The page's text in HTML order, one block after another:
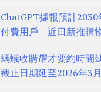
ChatGPT據報預計
付費用戶 近日新推購
螞蟻收購耀才要約時間
截止日期延至2026年3